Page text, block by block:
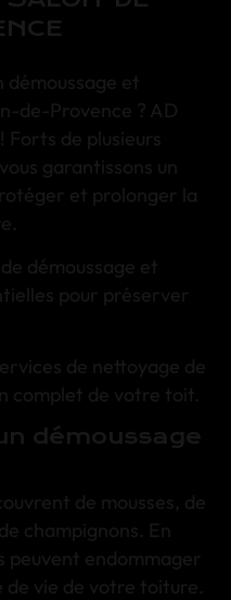
démoussage et
de-Provence ? AD
Forts de plusieurs
garantissons un
et prolonger la
démoussage et
pour préserver
de nettoyage de
complet de votre toit.
démoussage
de mousses, de
champignons. En
peuvent endommager
de vie de votre toiture.